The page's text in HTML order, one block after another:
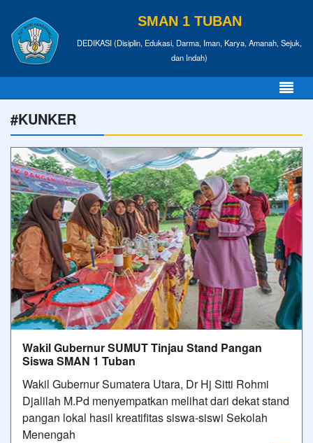
SMAN 1 TUBAN
DEDIKASI (Disiplin, Edukasi, Darma, Iman, Karya, Amanah, Sejuk,
dan Indah)
#KUNKER
Wakil Gubernur SUMUT Tinjau Stand Pangan
Siswa SMAN 1 Tuban
Wakil Gubernur Sumatera Utara, Dr Hj Sitti Rohmi
Djalilah M.Pd menyempatkan melihat dari dekat stand
pangan lokal hasil kreatifitas siswa-siswi Sekolah
Menengah